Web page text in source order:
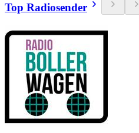
Top Radiosender